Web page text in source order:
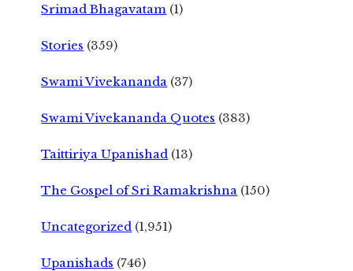
Srimad Bhagavatam (1)
Stories (359)
Swami Vivekananda (37)
Swami Vivekananda Quotes (383)
Taittiriya Upanishad (13)
The Gospel of Sri Ramakrishna (150)
Uncategorized (1,951)
Upanishads (746)